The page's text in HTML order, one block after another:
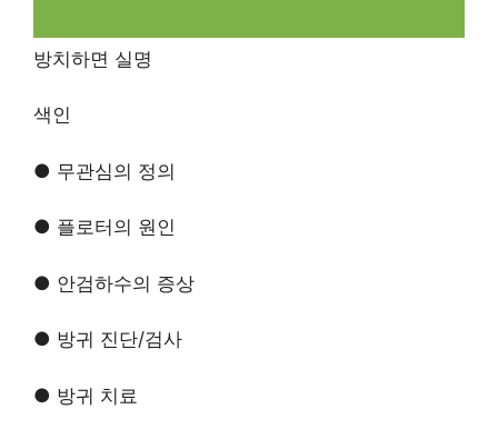
방치하면 실명
색인
● 무관심의 정의
● 플로터의 원인
● 안검하수의 증상
● 방귀 진단/검사
● 방귀 치료